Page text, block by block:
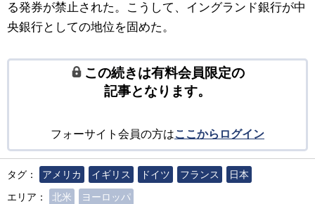
る発券が禁止された。こうして、イングランド銀行が中
央銀行としての地位を固めた。
この続きは有料会員限定の
記事となります。
フォーサイト会員の方はここからログイン
タグ： アメリカ イギリス ドイツ フランス
日本
エリア：
北米
ヨーロッパ